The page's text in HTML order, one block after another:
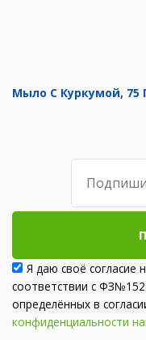
Мыло С Куркумой, 75
Я даю своё согласие
соответствии с ФЗ№152
определённых в
конфиденциальности